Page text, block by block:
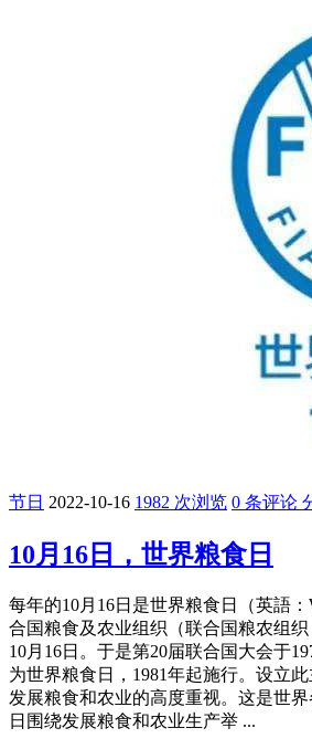
节日 2022-10-16 1982 次浏览 0 条评论
10月16日，世界粮食日
每年的10月16日是世界粮食日（英語：
合国粮食及农业组织（联合国粮农组
10月16日。于是第20届联合国大会于
为世界粮食日，1981年起施行。设立
发展粮食和农业的高度重视。这是世
日围绕发展粮食和农业生产举 ...